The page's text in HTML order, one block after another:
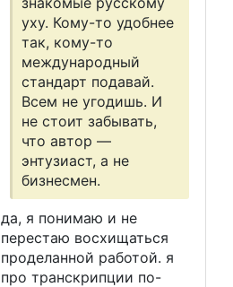
уху. Кому-то удобнее
так, кому-то
международный
стандарт подавай.
Всем не угодишь. И
не стоит забывать,
что автор —
энтузиаст, а не
бизнесмен.
да, я понимаю и не
перестаю восхищаться
проделанной работой. я
про транскрипции по-